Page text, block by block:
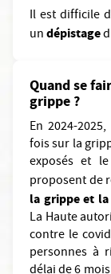
Il est difficile
undépistage
Quand se
grippe ?
En 2024-
fois sur la
exposés et
proposent de
la grippe et la
La Haute
contre le
personnes à